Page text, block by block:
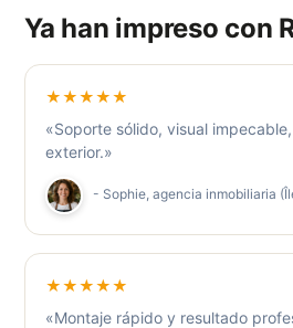
Ya han impreso con
★★★★★
«Soporte sólido, visual
exterior.»
- Sophie, agencia inmobiliaria
★★★★★
«Montaje rápido y resultado